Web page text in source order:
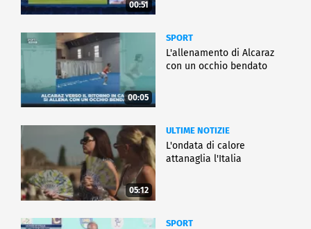
00:51
00:05
SPORT
L'allenamento di Alcaraz
con un occhio bendato
05:12
ULTIME NOTIZIE
L'ondata di calore
attanaglia l'Italia
SPORT